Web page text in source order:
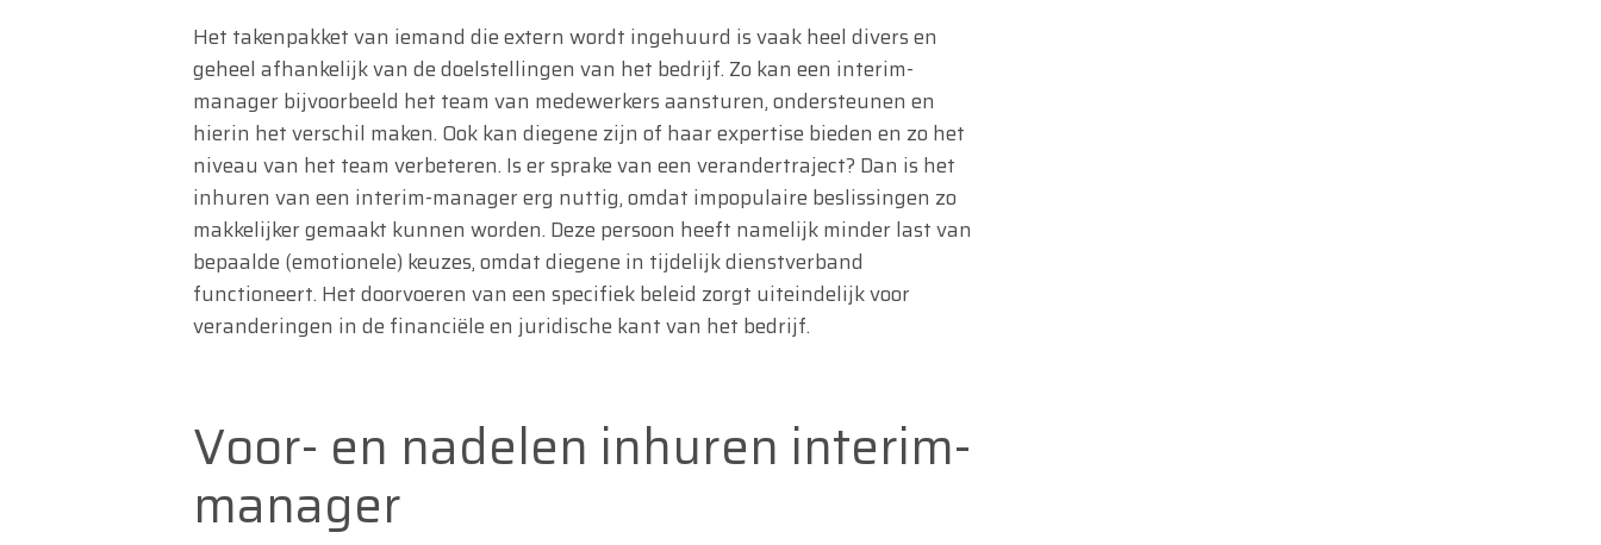
Het takenpakket van iemand die extern wordt ingehuurd is vaak heel divers en
geheel afhankelijk van de doelstellingen van het bedrijf. Zo kan een interim-
manager bijvoorbeeld het team van medewerkers aansturen, ondersteunen en
hierin het verschil maken. Ook kan diegene zijn of haar expertise bieden en zo het
niveau van het team verbeteren. Is er sprake van een verandertraject? Dan is het
inhuren van een interim-manager erg nuttig, omdat impopulaire beslissingen zo
makkelijker gemaakt kunnen worden. Deze persoon heeft namelijk minder last van
bepaalde (emotionele) keuzes, omdat diegene in tijdelijk dienstverband
functioneert. Het doorvoeren van een specifiek beleid zorgt uiteindelijk voor
veranderingen in de financiële en juridische kant van het bedrijf.
Voor- en nadelen inhuren interim-
manager